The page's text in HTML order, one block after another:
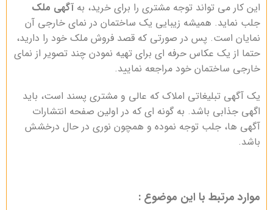
این کار می تواند توجه مشتری را برای خرید، به آگهی ملک
جلب نماید. همیشه زیبایی یک ساختمان در نمای خارجی آن
نمایان است. پس در صورتی که قصد فروش ملک خود را دارید،
حتما از یک عکاس حرفه ای برای تهیه نمودن چند تصویر از نمای
خارجی ساختمان خود مراجعه نمایید.
یک آگهی تبلیغاتی املاک که عالی و مشتری پسند است، باید
اگهی جذابی باشد. به گونه ای که در اولین صفحه انتشارات
آگهی ها، جلب توجه نموده و همچون نوری در حال درخشش
باشد.
موارد مرتبط با این موضوع :